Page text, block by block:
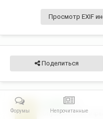
Просмотр EXIF
Поделиться
preodol
Опубликовано 8
Форумы Непрочитанные